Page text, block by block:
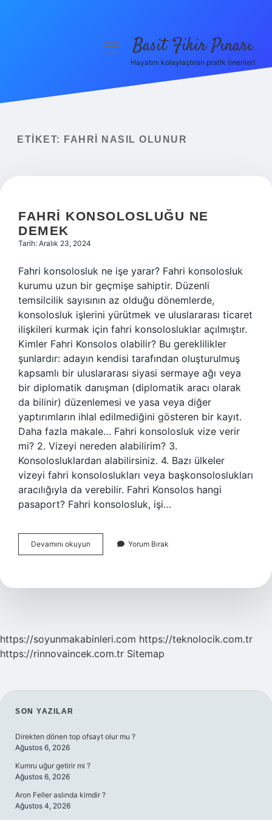
Yasal Uyarı
menüyüBasit Fikir Pınarı
Hayatını kolaylaştıran pratik öneriler!
ETIKET: FAHRI NASIL OLUNUR
FAHRI KONSOLOSLUĞU NE
DEMEK
Tarih: Aralık 23, 2024
Fahri konsolosluk ne işe yarar? Fahri konsolosluk
kurumu uzun bir geçmişe sahiptir. Düzenli
temsilcilik sayısının az olduğu dönemlerde,
konsolosluk işlerini yürütmek ve uluslararası ticaret
ilişkileri kurmak için fahri konsolosluklar açılmıştır.
Kimler Fahri Konsolos olabilir? Bu gereklilikler
şunlardır: adayın kendisi tarafından oluşturulmuş
kapsamlı bir uluslararası siyasi sermaye ağı veya
bir diplomatik danışman (diplomatik aracı olarak
da bilinir) düzenlemesi ve yasa veya diğer
yaptırımların ihlal edilmediğini gösteren bir kayıt.
Daha fazla makale… Fahri konsolosluk vize verir
mi? 2. Vizeyi nereden alabilirim? 3.
Konsolosluklardan alabilirsiniz. 4. Bazı ülkeler
vizeyi fahri konsoloslukları veya başkonsoloslukları
aracılığıyla da verebilir. Fahri Konsolos hangi
pasaport? Fahri konsolosluk, işi…
Devamını okuyun
Konsolosluğu
Yorum Bırak
https://soyunmakabinleri.com https://teknolocik.com.tr
https://rinnovaincek.com.tr Sitemap
SIDEBAR
SON YAZILAR
Direkten dönen top ofsayt olur mu ?
Ağustos 6, 2026
Kumru uğur getirir mi ?
Ağustos 6, 2026
Aron Feller aslında kimdir ?
Ağustos 4, 2026